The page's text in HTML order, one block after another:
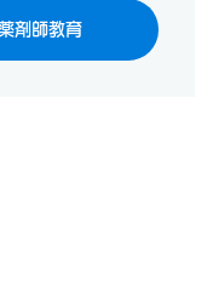
剤師教育